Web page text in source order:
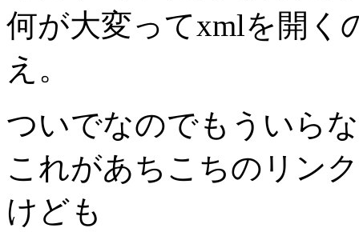
何が大変ってxmlを開く
え。
ついでなのでもういら
これがあちこちのリン
けども